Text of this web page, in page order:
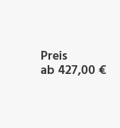
Preis
ab 427,00 €